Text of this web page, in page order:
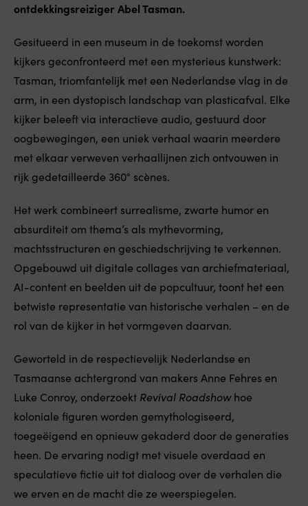
ontdekkingsreiziger Abel Tasman.
Gesitueerd in een museum in de toekomst worden
kijkers geconfronteerd met een mysterieus kunstwerk:
Tasman, triomfantelijk met een Nederlandse vlag in de
arm, in een dystopisch landschap van plasticafval. Elke
kijker beleeft via interactieve audio, gestuurd door
oogbewegingen, een uniek verhaal waarin meerdere
met elkaar verweven verhaallijnen zich ontvouwen in
rijk gedetailleerde 360° scènes.
Het werk combineert surrealisme, zwarte humor en
absurditeit om thema’s als mythevorming,
machtsstructuren en geschiedschrijving te verkennen.
Opgebouwd uit digitale collages van archiefmateriaal,
AI-content en beelden uit de popcultuur, toont het een
betwiste representatie van historische verhalen – en de
rol van de kijker in het vormgeven daarvan.
Geworteld in de respectievelijk Nederlandse en
Tasmaanse achtergrond van makers Anne Fehres en
Luke Conroy, onderzoekt Revival Roadshowhoe
koloniale figuren worden gemythologiseerd,
toegeëigend en opnieuw gekaderd door de generaties
heen. De ervaring nodigt met visuele overdaad en
speculatieve fictie uit tot dialoog over de verhalen die
we erven en de macht die ze weerspiegelen.